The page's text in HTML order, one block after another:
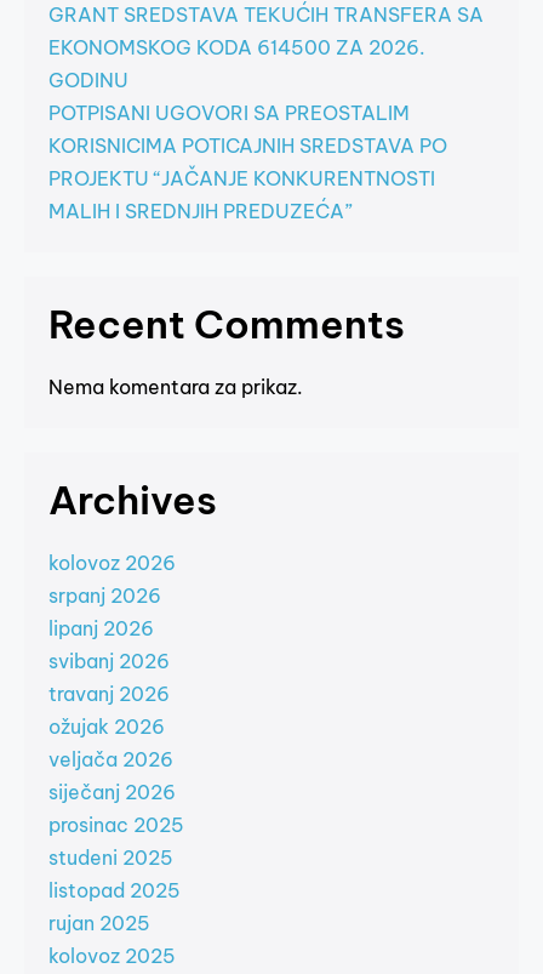
GRANT SREDSTAVA TEKUĆIH TRANSFERA SA
EKONOMSKOG KODA 614500 ZA 2026.
GODINU
POTPISANI UGOVORI SA PREOSTALIM
KORISNICIMA POTICAJNIH SREDSTAVA PO
PROJEKTU “JAČANJE KONKURENTNOSTI
MALIH I SREDNJIH PREDUZEĆA”
Recent Comments
Nema komentara za prikaz.
Archives
kolovoz 2026
srpanj 2026
lipanj 2026
svibanj 2026
travanj 2026
ožujak 2026
veljača 2026
siječanj 2026
prosinac 2025
studeni 2025
listopad 2025
rujan 2025
kolovoz 2025